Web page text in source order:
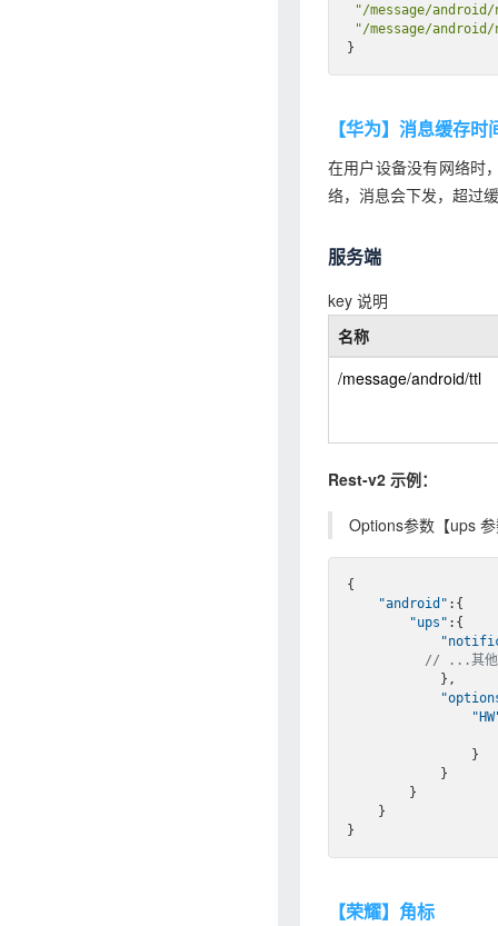
"/message/
"/message/
【华为】消息缓存时
在用户设备没有网络时
络，消息会下发，超过
服务端
key 说明
名称
/message/android/ttl
Rest-v2 示例：
Options参数【ups
{
"android" :{
"ups" :{
// ...其他
【荣耀】角标